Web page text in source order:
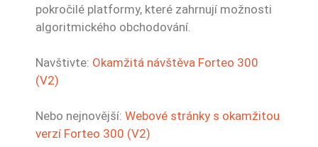
pokročilé platformy, které zahrnují možnosti
algoritmického obchodování.
Navštivte: Okamžitá návštěva Forteo 300
(V2)
Nebo nejnovější: Webové stránky s okamžitou
verzí Forteo 300 (V2)